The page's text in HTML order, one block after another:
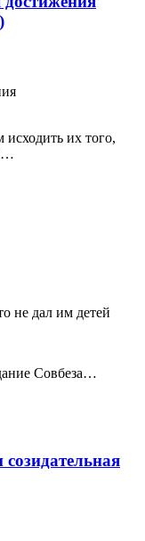
исходить их того,
не дал им детей
Совбеза…